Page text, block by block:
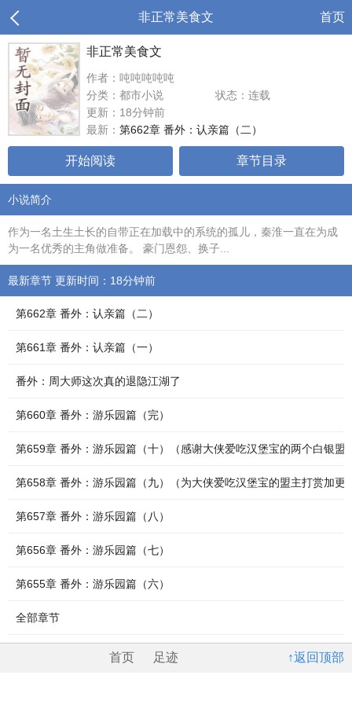
非正常美食文 首页
非正常美食文
作者：吨吨吨吨吨
分类：都市小说
状态：连载
更新：18分钟前
最新： 第662章 番外：认亲篇（二）
开始阅读 章节目录
小说简介
作为一名土生土长的自带正在加载中的系统的孤儿，秦淮一直在为成
为一名优秀的主角做准备。 豪门恩怨、换子...
最新章节 更新时间：18分钟前
第662章 番外：认亲篇（二）
第661章 番外：认亲篇（一）
番外：周大师这次真的退隐江湖了
第660章 番外：游乐园篇（完）
第659章 番外：游乐园篇（十）（感谢大侠爱吃汉堡宝的两个白银盟
第658章 番外：游乐园篇（九）（为大侠爱吃汉堡宝的盟主打赏加更
第657章 番外：游乐园篇（八）
第656章 番外：游乐园篇（七）
第655章 番外：游乐园篇（六）
全部章节
↑返回顶部
首页 足迹